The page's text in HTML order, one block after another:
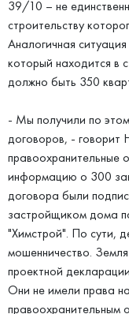
39/10 – не
строительству
Аналогичная
который находится в
должно быть 350
- Мы получили по
договоров, -
правоохранительные
информацию о 300
договора были
застройщиком дома
"Химстрой". По сути,
мошенничество.
проектной
Они не имели права
правоохранительным